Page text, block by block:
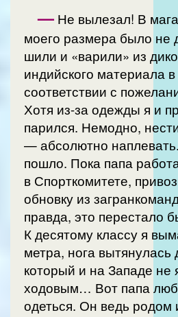
— Не вылезал! В
моего размера было не
шили и «варили» из
индийского материала
соответствии с
Хотя из-за одежды я и
парился. Немодно,
— абсолютно
пошло. Пока папа
в Спорткомитете,
обновку из
правда, это перестало
К десятому классу я
метра, нога вытянулась
который и на Западе не
ходовым… Вот папа
одеться. Он ведь родом